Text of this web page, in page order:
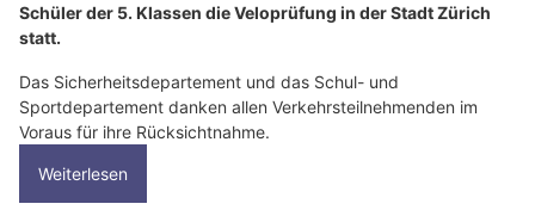
Schüler der 5. Klassen die Veloprüfung in der Stadt Zürich
statt.
Das Sicherheitsdepartement und das Schul- und
Sportdepartement danken allen Verkehrsteilnehmenden im
Voraus für ihre Rücksichtnahme.
Weiterlesen